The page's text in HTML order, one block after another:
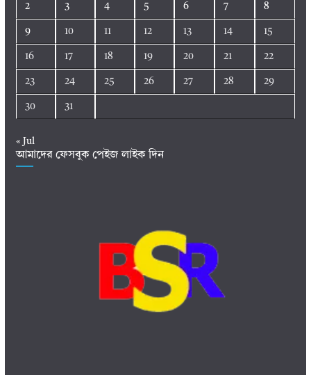
2 3 4 5 6 7 8
9 10 11 12 13 14 15
16 17 18 19 20 21 22
23 24 25 26 27 28 29
30 31
« Jul
আমাদের ফেসবুক পেইজ লাইক দিন